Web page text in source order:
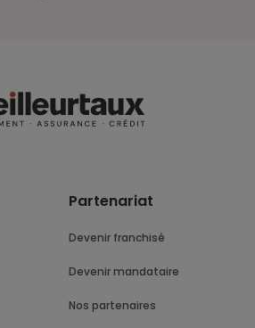
Partenariat
Devenir franchisé
Devenir mandataire
Nos partenaires